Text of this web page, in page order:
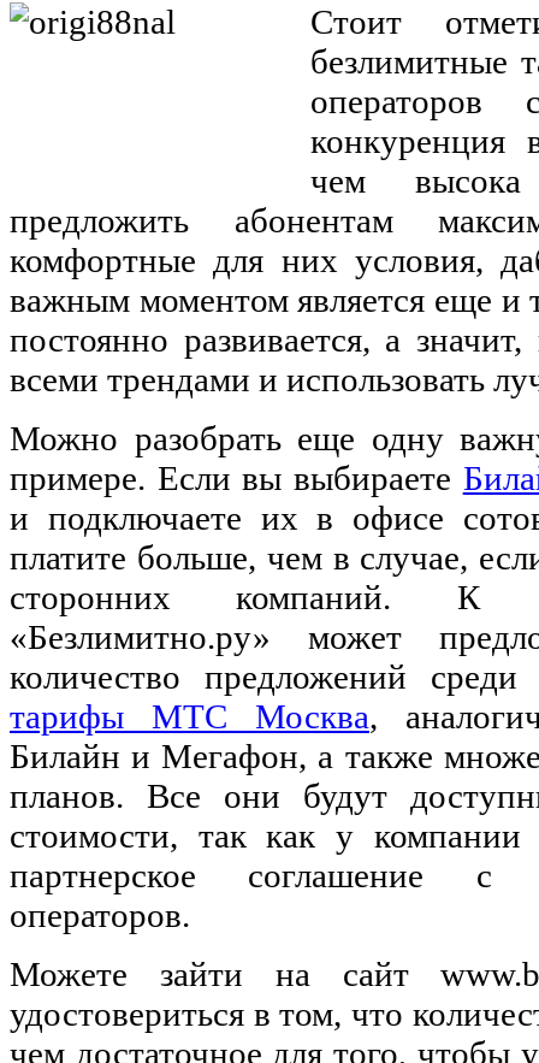
Стоит
безлимитные
операторов
конкуренция
чем
предложить абонентам
комфортные для них условия,
важным моментом является еще и
постоянно развивается, а
всеми трендами и использовать
Можно разобрать еще одну
примере. Если вы выбираете
и подключаете их в офисе
платите больше, чем в случае,
сторонних компаний. К
«Безлимитно.ру» может
количество предложений
тарифы МТС Москва,
Билайн и Мегафон, а также
планов. Все они будут
стоимости, так как у компании
партнерское соглашение с
операторов.
Можете зайти на сайт
удостовериться в том, что
чем достаточное для того, чтобы